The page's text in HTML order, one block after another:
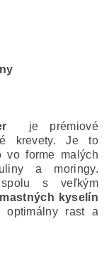
je prémiové
krevety. Je to
vo forme malých
a moringy.
s veľkým
kyselín
optimálny rast a